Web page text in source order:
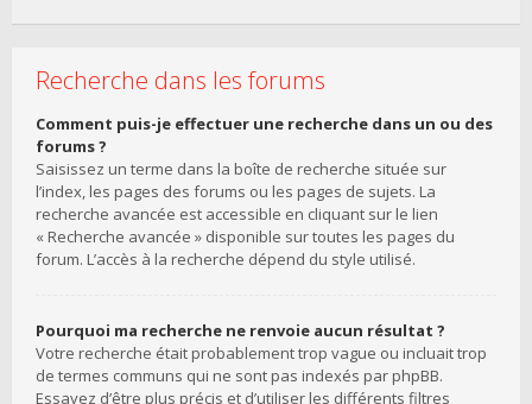
Recherche dans les forums
Comment puis-je effectuer une recherche dans un ou des
forums ?
Saisissez un terme dans la boîte de recherche située sur
l’index, les pages des forums ou les pages de sujets. La
recherche avancée est accessible en cliquant sur le lien
« Recherche avancée » disponible sur toutes les pages du
forum. L’accès à la recherche dépend du style utilisé.
Pourquoi ma recherche ne renvoie aucun résultat ?
Votre recherche était probablement trop vague ou incluait trop
de termes communs qui ne sont pas indexés par phpBB.
Essayez d’être plus précis et d’utiliser les différents filtres